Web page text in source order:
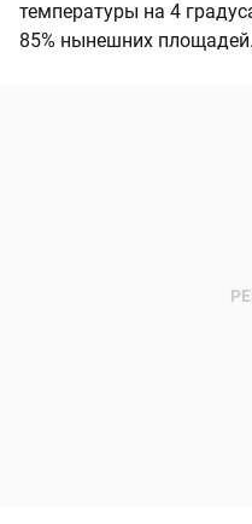
температуры на 4
85% нынешних площадей.